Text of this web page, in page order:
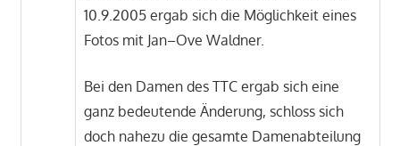
10.9.2005 ergab sich die Möglichkeit eines
Fotos mit Jan–Ove Waldner.
Bei den Damen des TTC ergab sich eine
ganz bedeutende Änderung, schloss sich
doch nahezu die gesamte Damenabteilung